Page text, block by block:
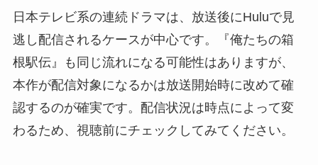
日本テレビ系の連続ドラマは、放送後にHuluで見
逃し配信されるケースが中心です。『俺たちの箱
根駅伝』も同じ流れになる可能性はありますが、
本作が配信対象になるかは放送開始時に改めて確
認するのが確実です。配信状況は時点によって変
わるため、視聴前にチェックしてみてください。